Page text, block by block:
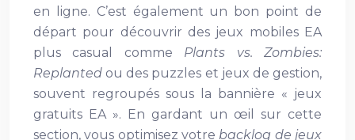
en ligne. C’est également un bon point de
départ pour découvrir des jeux mobiles EA
plus casual comme Plants vs. Zombies:
Replanted ou des puzzles et jeux de gestion,
souvent regroupés sous la bannière « jeux
gratuits EA ». En gardant un œil sur cette
section, vous optimisez votrebacklog de jeux